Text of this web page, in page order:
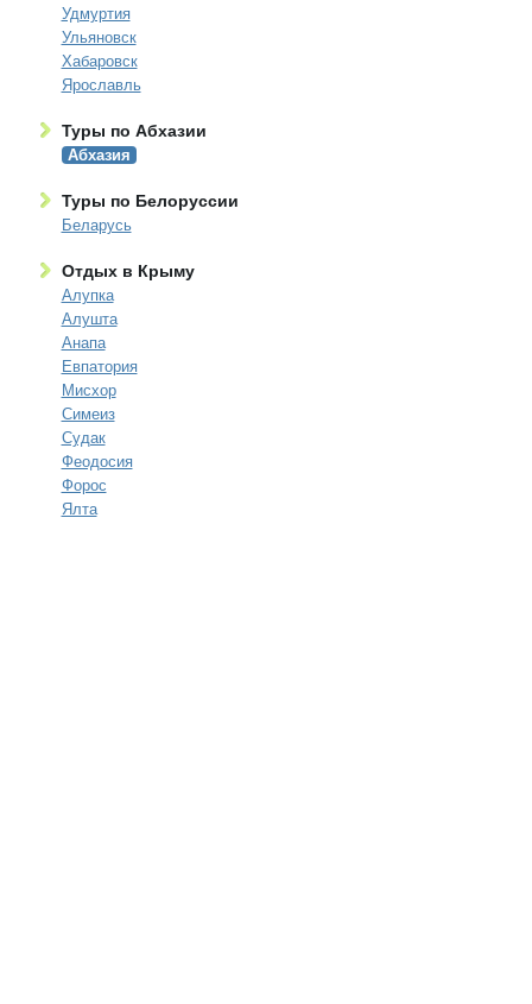
Удмуртия
Ульяновск
Хабаровск
Ярославль
Туры по Абхазии
Абхазия
Туры по Белоруссии
Беларусь
Отдых в Крыму
Алупка
Алушта
Анапа
Евпатория
Мисхор
Симеиз
Судак
Феодосия
Форос
Ялта